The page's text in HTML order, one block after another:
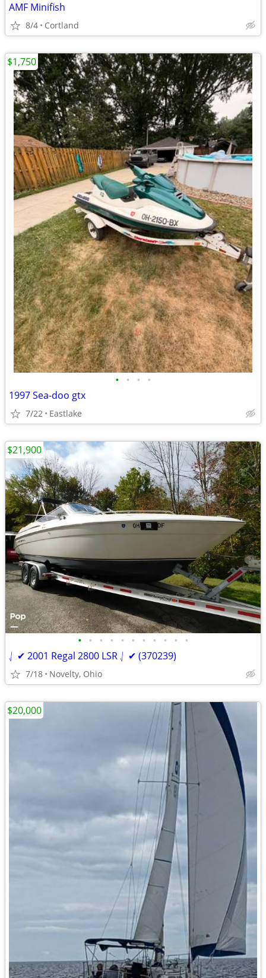
AMF Minifish
8/4 Cortland
• • • •
1997 Sea-doo gtx
7/22 Eastlake
$1,750
• • • • • • • • • • •
⎷ ✔ 2001 Regal 2800 LSR ⎷ ✔ (370239)
7/18 Novelty, Ohio
$21,900
$20,000